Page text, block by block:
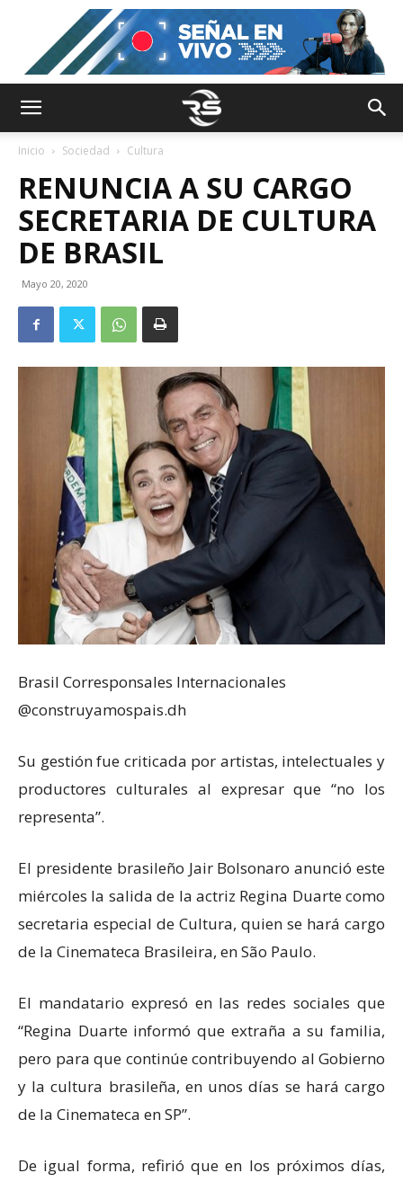
Inicio Sociedad Cultura
RENUNCIA A SU CARGO
SECRETARIA DE CULTURA
DE BRASIL
Mayo 20, 2020
Brasil Corresponsales Internacionales
@construyamospais.dh
Su gestión fue criticada por artistas, intelectuales y
productores culturales al expresar que “no los
representa”.
El presidente brasileño Jair Bolsonaro anunció este
miércoles la salida de la actriz Regina Duarte como
secretaria especial de Cultura, quien se hará cargo
de la Cinemateca Brasileira, en São Paulo.
El mandatario expresó en las redes sociales que
“Regina Duarte informó que extraña a su familia,
pero para que continúe contribuyendo al Gobierno
y la cultura brasileña, en unos días se hará cargo
de la Cinemateca en SP”.
De igual forma, refirió que en los próximos días,